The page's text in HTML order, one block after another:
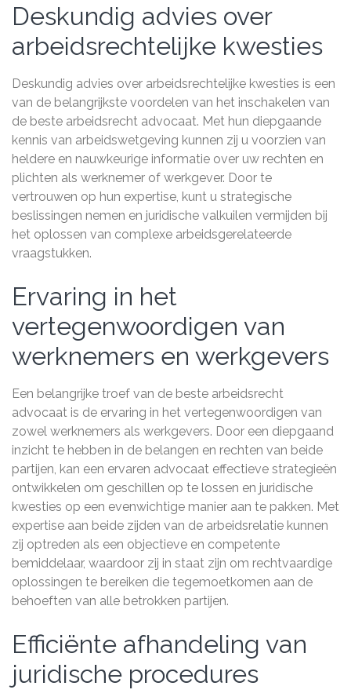
Deskundig advies over
arbeidsrechtelijke kwesties
Deskundig advies over arbeidsrechtelijke kwesties is een
van de belangrijkste voordelen van het inschakelen van
de beste arbeidsrecht advocaat. Met hun diepgaande
kennis van arbeidswetgeving kunnen zij u voorzien van
heldere en nauwkeurige informatie over uw rechten en
plichten als werknemer of werkgever. Door te
vertrouwen op hun expertise, kunt u strategische
beslissingen nemen en juridische valkuilen vermijden bij
het oplossen van complexe arbeidsgerelateerde
vraagstukken.
Ervaring in het
vertegenwoordigen van
werknemers en werkgevers
Een belangrijke troef van de beste arbeidsrecht
advocaat is de ervaring in het vertegenwoordigen van
zowel werknemers als werkgevers. Door een diepgaand
inzicht te hebben in de belangen en rechten van beide
partijen, kan een ervaren advocaat effectieve strategieën
ontwikkelen om geschillen op te lossen en juridische
kwesties op een evenwichtige manier aan te pakken. Met
expertise aan beide zijden van de arbeidsrelatie kunnen
zij optreden als een objectieve en competente
bemiddelaar, waardoor zij in staat zijn om rechtvaardige
oplossingen te bereiken die tegemoetkomen aan de
behoeften van alle betrokken partijen.
Efficiënte afhandeling van
juridische procedures